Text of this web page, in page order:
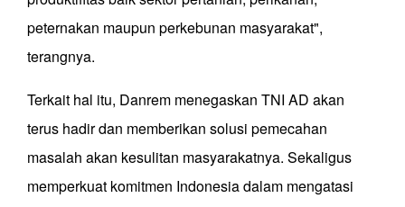
peternakan maupun perkebunan masyarakat",
terangnya.
Terkait hal itu, Danrem menegaskan TNI AD akan
terus hadir dan memberikan solusi pemecahan
masalah akan kesulitan masyarakatnya. Sekaligus
memperkuat komitmen Indonesia dalam mengatasi